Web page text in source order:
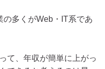
多くがWeb・IT系であ
て、年収が簡単に上がっ